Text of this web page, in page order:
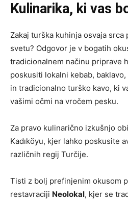
Kulinarika, ki vas
Zakaj turška kuhinja osvaja
svetu? Odgovor je v bogatih
tradicionalnem načinu priprave
poskusiti lokalni kebab,
in tradicionalno turško kavo, ki
vašimi očmi na vročem pesku.
Za pravo kulinarično izkušnjo
Kadıköyu, kjer lahko poskusite
različnih regij Turčije.
Tisti z bolj prefinjenim okusom
restavraciji Neolokal, kjer se